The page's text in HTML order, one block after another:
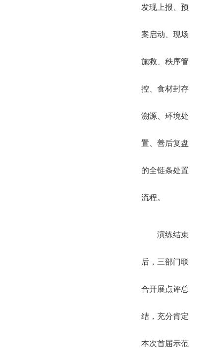
发现上报、预
案启动、现场
施救、秩序管
控、食材封存
溯源、环境处
置、善后复盘
的全链条处置
流程。
演练结束
后，三部门联
合开展点评总
结，充分肯定
本次首届示范